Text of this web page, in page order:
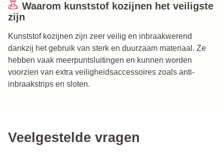
Waarom kunststof kozijnen het veiligste
zijn
Kunststof kozijnen zijn zeer veilig en inbraakwerend
dankzij het gebruik van sterk en duurzaam materiaal. Ze
hebben vaak meerpuntsluitingen en kunnen worden
voorzien van extra veiligheidsaccessoires zoals anti-
inbraakstrips en sloten.
Veelgestelde vragen